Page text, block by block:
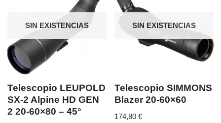
SIN EXISTENCIAS
Telescopio LEUPOLD
SX-2 Alpine HD GEN
2 20-60×80 – 45°
SIN EXISTENCIAS
Telescopio SIMMONS
Blazer 20-60×60
174,80€